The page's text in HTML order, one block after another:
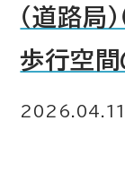
（道路局
歩行空
2026.04.11